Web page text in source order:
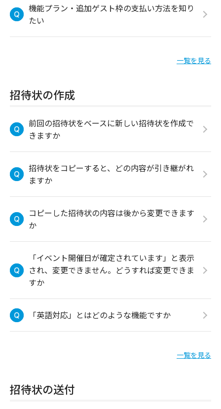
機能プラン・追加ゲスト枠の支払い方法を知り
たい
一覧を見る
招待状の作成
前回の招待状をベースに新しい招待状を作成で
きますか
招待状をコピーすると、どの内容が引き継がれ
ますか
コピーした招待状の内容は後から変更できます
か
「イベント開催日が確定されています」と表示
され、変更できません。どうすれば変更できま
すか
「英語対応」とはどのような機能ですか
一覧を見る
招待状の送付